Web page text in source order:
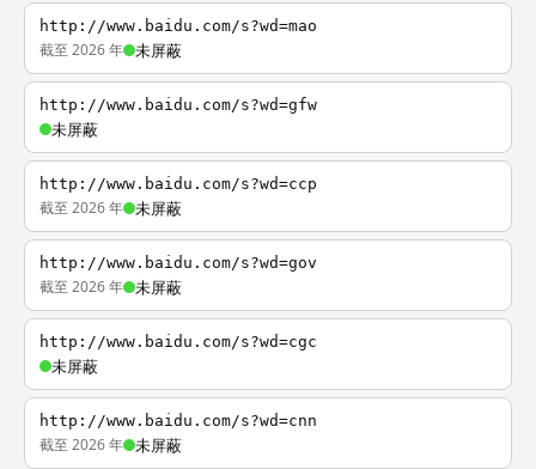
http://www.baidu.com/s?wd=mao
截至 2026 年 未屏蔽
http://www.baidu.com/s?wd=gfw
未屏蔽
http://www.baidu.com/s?wd=ccp
截至 2026 年 未屏蔽
http://www.baidu.com/s?wd=gov
截至 2026 年 未屏蔽
http://www.baidu.com/s?wd=cgc
未屏蔽
http://www.baidu.com/s?wd=cnn
截至 2026 年 未屏蔽